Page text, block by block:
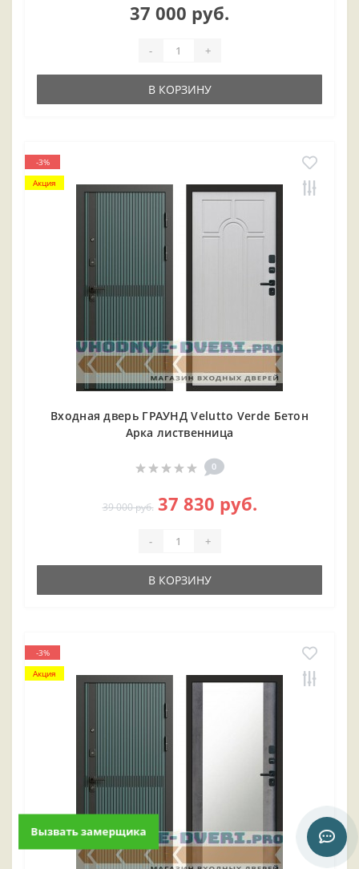
37 000 руб.
- +
В КОРЗИНУ
-3%
Акция
Входная дверь ГРАУНД Velutto Verde Бетон
Арка лиственница
0
39 000 руб. 37 830 руб.
- +
В КОРЗИНУ
-3%
Акция
Вызвать замерщика